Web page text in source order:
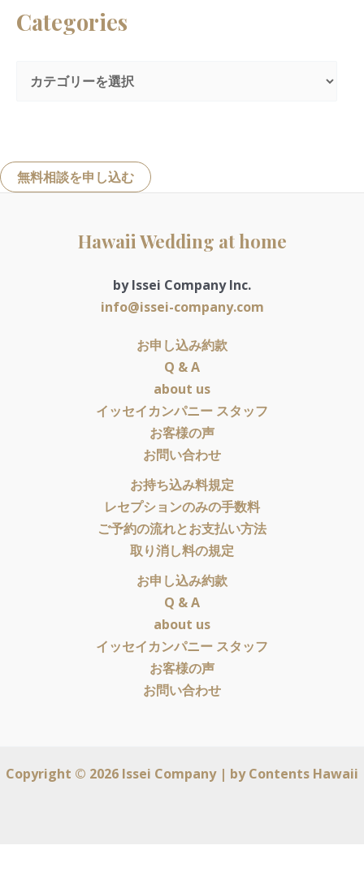
Categories
無料相談を申し込む
Hawaii Wedding at home
by Issei Company Inc.
info@issei-company.com
お申し込み約款
Q & A
about us
イッセイカンパニー スタッフ
お客様の声
お問い合わせ
お持ち込み料規定
レセプションのみの手数料
ご予約の流れとお支払い方法
取り消し料の規定
お申し込み約款
Q & A
about us
イッセイカンパニー スタッフ
お客様の声
お問い合わせ
Copyright © 2026 Issei Company | byContents Hawaii